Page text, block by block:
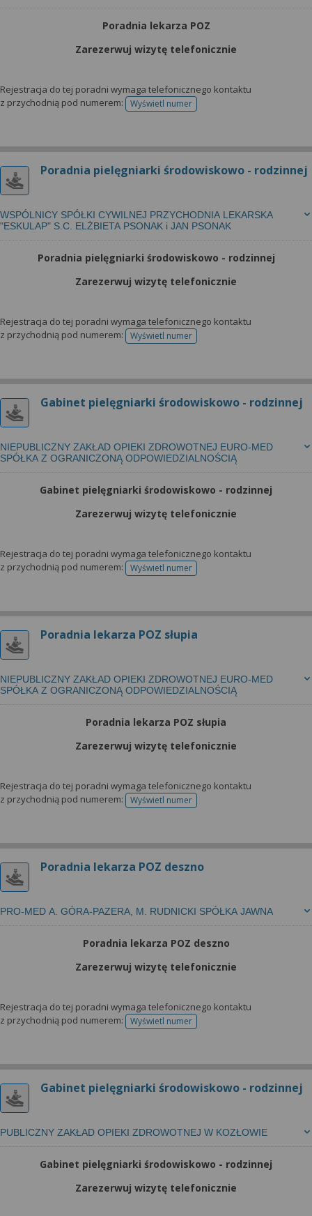
Poradnia lekarza POZ
Zarezerwuj wizytę telefonicznie
Rejestracja do tej poradni wymaga telefonicznego kontaktu
z przychodnią pod numerem:
Wyświetl numertelefonu do rejestracji
Poradnia pielęgniarki środowiskowo - rodzinnej
WSPÓLNICY SPÓŁKI CYWILNEJ PRZYCHODNIA LEKARSKA
"ESKULAP" S.C. ELŻBIETA PSONAK i JAN PSONAK
Poradnia pielęgniarki środowiskowo - rodzinnej
Zarezerwuj wizytę telefonicznie
Rejestracja do tej poradni wymaga telefonicznego kontaktu
z przychodnią pod numerem:
Wyświetl numertelefonu do rejestracji
Gabinet pielęgniarki środowiskowo - rodzinnej
NIEPUBLICZNY ZAKŁAD OPIEKI ZDROWOTNEJ EURO-MED
SPÓŁKA Z OGRANICZONĄ ODPOWIEDZIALNOŚCIĄ
Gabinet pielęgniarki środowiskowo - rodzinnej
Zarezerwuj wizytę telefonicznie
Rejestracja do tej poradni wymaga telefonicznego kontaktu
z przychodnią pod numerem:
Wyświetl numertelefonu do rejestracji
Poradnia lekarza POZ słupia
NIEPUBLICZNY ZAKŁAD OPIEKI ZDROWOTNEJ EURO-MED
SPÓŁKA Z OGRANICZONĄ ODPOWIEDZIALNOŚCIĄ
Poradnia lekarza POZ słupia
Zarezerwuj wizytę telefonicznie
Rejestracja do tej poradni wymaga telefonicznego kontaktu
z przychodnią pod numerem:
Wyświetl numertelefonu do rejestracji
Poradnia lekarza POZ deszno
PRO-MED A. GÓRA-PAZERA, M. RUDNICKI SPÓŁKA JAWNA
Poradnia lekarza POZ deszno
Zarezerwuj wizytę telefonicznie
Rejestracja do tej poradni wymaga telefonicznego kontaktu
z przychodnią pod numerem:
Wyświetl numertelefonu do rejestracji
Gabinet pielęgniarki środowiskowo - rodzinnej
PUBLICZNY ZAKŁAD OPIEKI ZDROWOTNEJ W KOZŁOWIE
Gabinet pielęgniarki środowiskowo - rodzinnej
Zarezerwuj wizytę telefonicznie